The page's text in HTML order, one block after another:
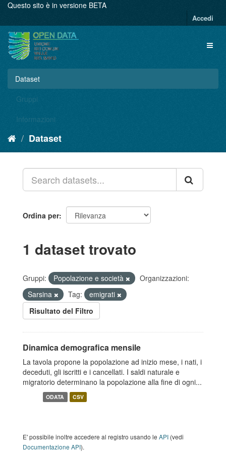
Salta
contenuto
Questo sito è in versione BETA
Accedi
Dataset
Gruppi
Informazioni
Dataset
Ordina per
1 dataset trovato
Gruppi: Popolazione e società
Organizzazioni:
Sarsina
Tag:
emigrati
Risultato del Filtro
Dinamica demografica mensile
La tavola propone la popolazione ad inizio mese, i nati, i
deceduti, gli iscritti e i cancellati. I saldi naturale e
migratorio determinano la popolazione alla fine di ogni...
ODATA CSV
E' possibile inoltre accedere al registro usando le API (vedi
Documentazione API).